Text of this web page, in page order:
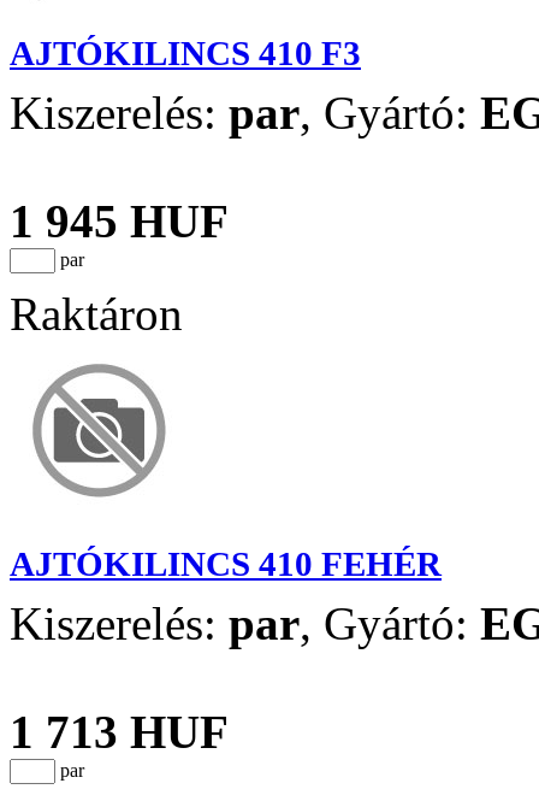
AJTÓKILINCS 410 F3
Kiszerelés: par, Gyártó:
1 945 HUF
par
Raktáron
AJTÓKILINCS 410 FEHÉR
Kiszerelés: par, Gyártó:
1 713 HUF
par